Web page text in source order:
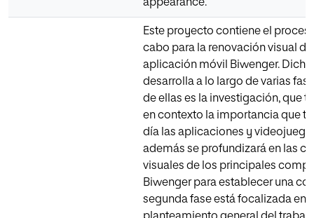
appearance.
Este proyecto contiene el
cabo para la renovación visual de
aplicación móvil Biwenger.
desarrolla a lo largo de varias
de ellas es la investigación, que
en contexto la importancia que
día las aplicaciones y
además se profundizará en las
visuales de los principales
Biwenger para establecer una
segunda fase está focalizada en